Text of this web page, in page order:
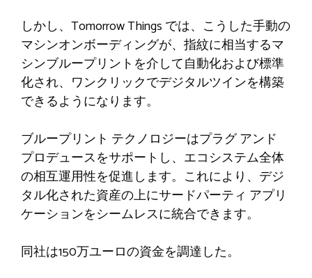
しかし、Tomorrow Things では、こうした手動の
マシンオンボーディングが、指紋に相当するマ
シンブループリントを介して自動化および標準
化され、ワンクリックでデジタルツインを構築
できるようになります。
ブループリント テクノロジーはプラグ アンド
プロデュースをサポートし、エコシステム全体
の相互運用性を促進します。これにより、デジ
タル化された資産の上にサードパーティ アプリ
ケーションをシームレスに統合できます。
同社は150万ユーロの資金を調達した。